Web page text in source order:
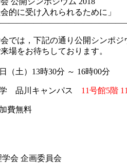
的に受け入れられるために」
では，下記の通り公開シンポジ
場をお待ちしております。
（土）13時30分 ～ 16時00分
学 品川キャンパス 11号館5階
費無料
会 企画委員会